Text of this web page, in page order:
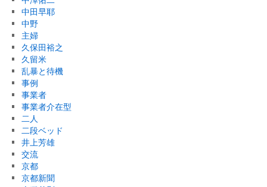
中田早耶
中野
主婦
久保田裕之
久留米
乱暴と待機
事例
事業者
事業者介在型
二人
二段ベッド
井上芳雄
交流
京都
京都新聞